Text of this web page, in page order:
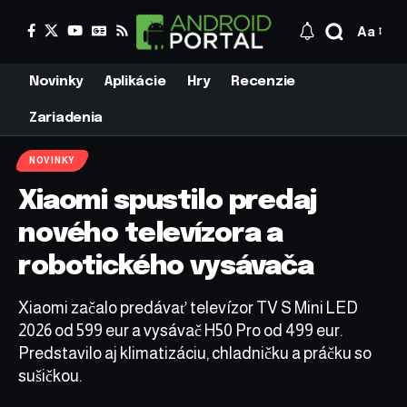
Aa
Novinky Aplikácie Hry Recenzie
Zariadenia
NOVINKY
Xiaomi spustilo predaj
nového televízora a
robotického vysávača
Xiaomi začalo predávať televízor TV S Mini LED
2026 od 599 eur a vysávač H50 Pro od 499 eur.
Predstavilo aj klimatizáciu, chladničku a práčku so
sušičkou.